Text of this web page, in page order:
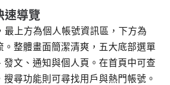
速導覽
最上方為個人帳號資訊區，下方為
。整體畫面簡潔清爽，五大底部選單
發文、通知與個人頁。在首頁中可查
尋功能則可尋找用戶與熱門帳號。